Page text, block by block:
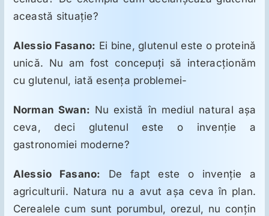
această situaţie?
Alessio Fasano: Ei bine, glutenul este o proteină
unică. Nu am fost concepuţi să interacţionăm
cu glutenul, iată esenţa problemei-
Norman Swan: Nu există în mediul natural aşa
ceva, deci glutenul este o invenţie a
gastronomiei moderne?
Alessio Fasano: De fapt este o invenţie a
agriculturii. Natura nu a avut aşa ceva în plan.
Cerealele cum sunt porumbul, orezul, nu conţin